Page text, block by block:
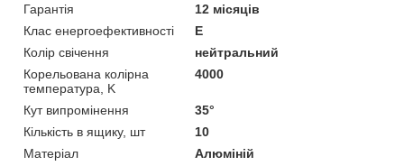
Гарантія
12 місяців
Клас енергоефективності
E
Колір свічення
нейтральний
Корельована колірна
температура, K
4000
Кут випромінення
35°
Кількість в ящику, шт
10
Матеріал
Алюміній